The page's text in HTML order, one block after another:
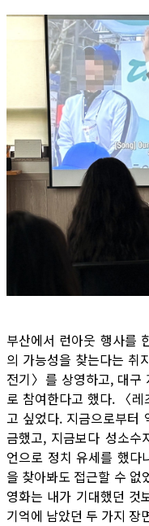
부산에서 런아웃 행사를
의 가능성을 찾는다는 취
전기〉를 상영하고, 대구
로 참여한다고 했다. 〈
고 싶었다. 지금으로부터
금했고, 지금보다 성소수
언으로 정치 유세를 했
을 찾아봐도 접근할 수 없
영화는 내가 기대했던 것
기억에 남았던 두 가지 장